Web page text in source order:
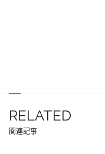
RELATED
関連記事